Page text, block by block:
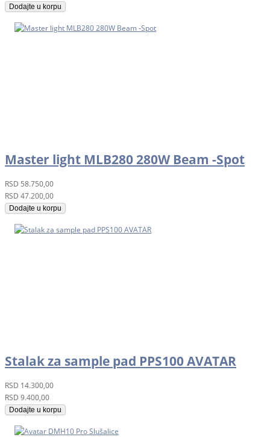
Dodajte u korpu
Master light MLB280 280W Beam -Spot
RSD 58.750,00
RSD 47.200,00
Dodajte u korpu
Stalak za sample pad PPS100 AVATAR
RSD 14.300,00
RSD 9.400,00
Dodajte u korpu